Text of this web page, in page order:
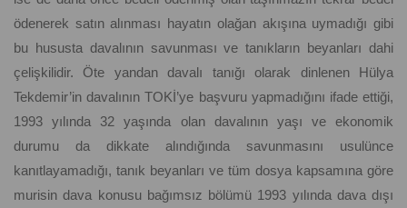
ödenerek satın alınması hayatın olağan akışına uymadığı gibi
bu hususta davalının savunması ve tanıkların beyanları dahi
çelişkilidir. Öte yandan davalı tanığı olarak dinlenen Hülya
Tekdemir’in davalının TOKİ’ye başvuru yapmadığını ifade ettiği,
1993 yılında 32 yaşında olan davalının yaşı ve ekonomik
durumu da dikkate alındığında savunmasını usulünce
kanıtlayamadığı, tanık beyanları ve tüm dosya kapsamına göre
murisin dava konusu bağımsız bölümü 1993 yılında dava dışı